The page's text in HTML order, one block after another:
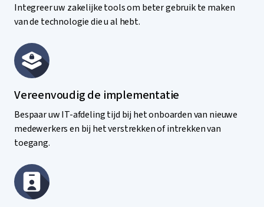
Integreer uw zakelijke tools om beter gebruik te maken
van de technologie die u al hebt.
Vereenvoudig de implementatie
Bespaar uw IT-afdeling tijd bij het onboarden van nieuwe
medewerkers en bij het verstrekken of intrekken van
toegang.